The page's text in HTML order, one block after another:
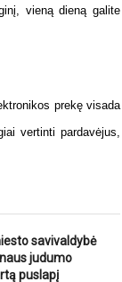
vieną dieną galite
prekę visada
vertinti pardavėjus,
savivaldybė
judumo
puslapį